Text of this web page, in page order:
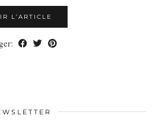
L’ARTICLE